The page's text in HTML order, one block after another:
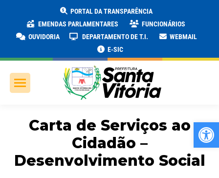
PORTAL DA TRANSPARÊNCIA
EMENDAS PARLAMENTARES
FUNCIONÁRIOS
OUVIDORIA
DEPARTAMENTO DE T.I.
WEBMAIL
E-SIC
Carta de Serviços ao
Cidadão –
Desenvolvimento Social